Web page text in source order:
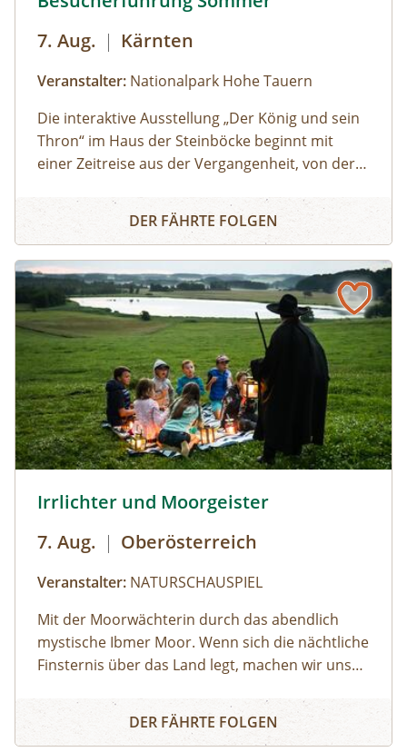
7. Aug. | Kärnten
Veranstalter: Nationalpark Hohe Tauern
Die interaktive Ausstellung „Der König und sein
Thron“ im Haus der Steinböcke beginnt mit
einer Zeitreise aus der Vergangenheit, von der
bis zur Gegenwart der heimischen
Nationalparks. In den verschiedenen, auf
„erwandern“ und erleben Sie, wie Tiere und
Pflanzen mit den herausfordernden
Bedingungen der Gipfelregionen
zurechtkommen. Besonders intensiv und
lehrreich wird der Besuch durch die Teilnahme
an der geführten Ausstellungstour.
Haus der Steinböcke - Besucherführung Sommer
DER FÄHRTE FOLGEN
Irrlichter und Moorgeister
7. Aug. | Oberösterreich
Veranstalter: NATURSCHAUSPIEL
Mit der Moorwächterin durch das abendlich
mystische Ibmer Moor. Wenn sich die nächtliche
Finsternis über das Land legt, machen wir uns
Moorkomplex Österreichs finden seltene Tiere
und Pflanzen ideale Lebensbedingungen. Wir
Irrlichter und Moorgeister
DER FÄHRTE FOLGEN